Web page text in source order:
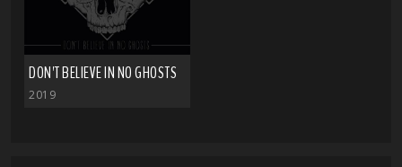
DON'T BELIEVE IN NO GHOSTS
2019